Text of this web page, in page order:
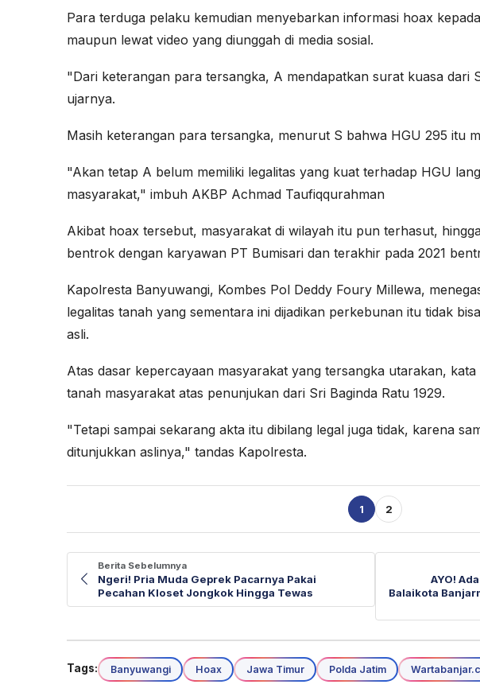
Para terduga pelaku kemudian menyebarkan informasi hoax
maupun lewat video yang diunggah di media sosial.
"Dari keterangan para tersangka, A mendapatkan surat kuasa dari
ujarnya.
Masih keterangan para tersangka, menurut S bahwa HGU 295 itu
"Akan tetap A belum memiliki legalitas yang kuat terhadap HGU
masyarakat," imbuh AKBP Achmad Taufiqqurahman
Akibat hoax tersebut, masyarakat di wilayah itu pun terhasut,
bentrok dengan karyawan PT Bumisari dan terakhir pada 2021
Kapolresta Banyuwangi, Kombes Pol Deddy Foury Millewa,
legalitas tanah yang sementara ini dijadikan perkebunan itu tidak
asli.
Atas dasar kepercayaan masyarakat yang tersangka utarakan,
tanah masyarakat atas penunjukan dari Sri Baginda Ratu 1929.
"Tetapi sampai sekarang akta itu dibilang legal juga tidak, karena
ditunjukkan aslinya," tandas Kapolresta.
1 2
Berita Sebelumnya
Ngeri! Pria Muda Geprek Pacarnya Pakai
Pecahan Kloset Jongkok Hingga Tewas
AYO!
Balaikota
Tags: Banyuwangi Hoax Jawa Timur Polda Jatim